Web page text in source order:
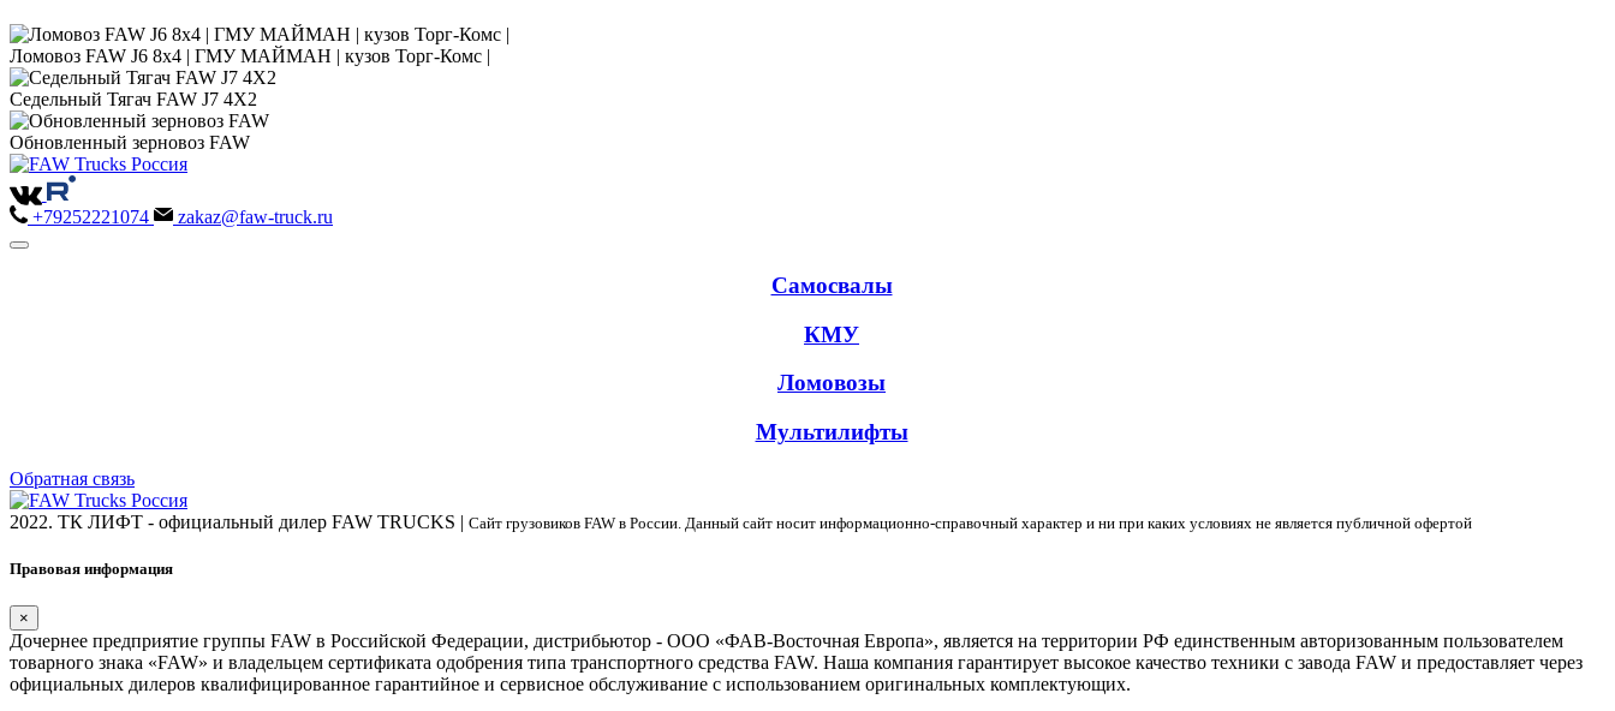
Ломовоз FAW J6 8х4 | ГМУ МАЙМАН | кузов Торг-Комс |
Седельный Тягач FAW J7 4Х2
Обновленный зерновоз FAW
+79252221074 zakaz@faw-truck.ru
Самосвалы
КМУ
Ломовозы
Мультилифты
Обратная связь
2022. ТК ЛИФТ - официальный дилер FAW TRUCKS | Сайт грузовиков FAW в России. Данный сайт носит информационно-справочный характер и ни при каких условиях не является публичной офертой
Правовая информация
×
Дочернее предприятие группы FAW в Российской Федерации, дистрибьютор - ООО «ФАВ-Восточная Европа», является на территории РФ единственным авторизованным пользователем
товарного знака «FAW» и владельцем сертификата одобрения типа транспортного средства FAW. Наша компания гарантирует высокое качество техники с завода FAW и предоставляет через
официальных дилеров квалифицированное гарантийное и сервисное обслуживание с использованием оригинальных комплектующих.